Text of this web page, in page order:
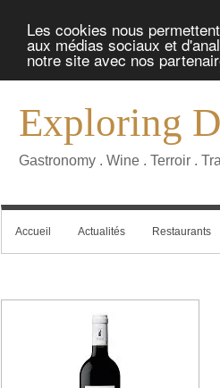
Les cookies nous
aux médias sociaux et
notre site avec nos
Exploring
Gastronomy . Wine . Terroir .
Accueil Actualités Restaurants